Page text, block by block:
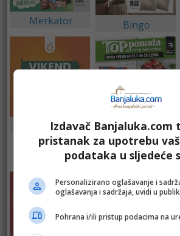
Merkator Bingo
Fortuna Marketi
Bingo
Izdavač Banjaluka.com
pristanak za upotrebu
podataka u sljedeće
Personalizirano oglašavanje i
oglašavanja i sadržaja, uvidi u
Pohrana i/ili pristup podacima na